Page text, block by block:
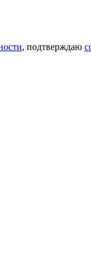
, подтверждаю